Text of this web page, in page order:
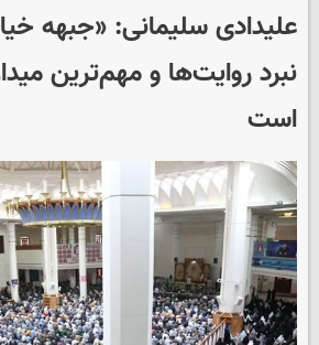
علیدادی سلیمانی: «جبهه
نبرد روایت‌ها و مهم‌ترین
است